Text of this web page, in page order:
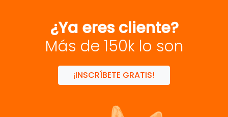
¿Ya eres cliente?
Más de 150k lo son
¡INSCRÍBETE GRATIS!